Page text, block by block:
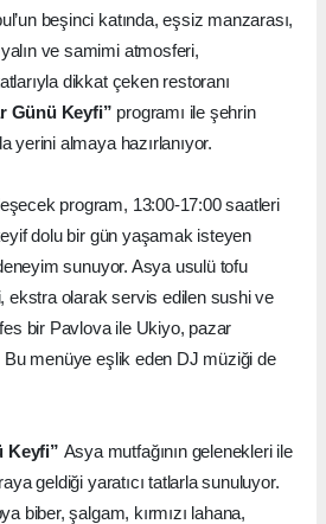
beşinci katında, eşsiz manzarası,
ve samimi atmosferi,
dikkat çeken restoranı
Günü Keyfi” programı ile şehrin
yerini almaya hazırlanıyor.
program, 13:00-17:00 saatleri
dolu bir gün yaşamak isteyen
sunuyor. Asya usulü tofu
ekstra olarak servis edilen sushi ve
bir Pavlova ile Ukiyo, pazar
Bu menüye eşlik eden DJ müziği de
Keyfi” Asya mutfağının gelenekleri ile
geldiği yaratıcı tatlarla sunuluyor.
biber, şalgam, kırmızı lahana,